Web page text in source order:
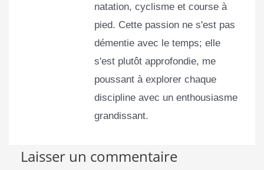
natation, cyclisme et course à
pied. Cette passion ne s'est pas
démentie avec le temps; elle
s'est plutôt approfondie, me
poussant à explorer chaque
discipline avec un enthousiasme
grandissant.
Laisser un commentaire